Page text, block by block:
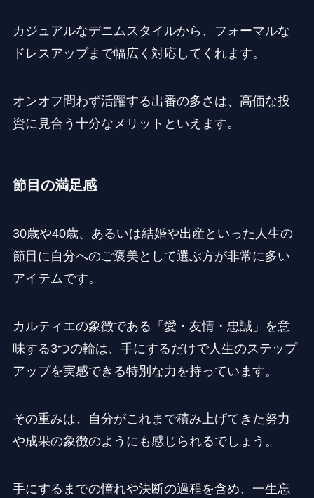
カジュアルなデニムスタイルから、フォーマルな
ドレスアップまで幅広く対応してくれます。
オンオフ問わず活躍する出番の多さは、高価な投
資に見合う十分なメリットといえます。
節目の満足感
30歳や40歳、あるいは結婚や出産といった人生の
節目に自分へのご褒美として選ぶ方が非常に多い
アイテムです。
カルティエの象徴である「愛・友情・忠誠」を意
味する3つの輪は、手にするだけで人生のステップ
アップを実感できる特別な力を持っています。
その重みは、自分がこれまで積み上げてきた努力
や成果の象徴のようにも感じられるでしょう。
手にするまでの憧れや決断の過程を含め、一生忘